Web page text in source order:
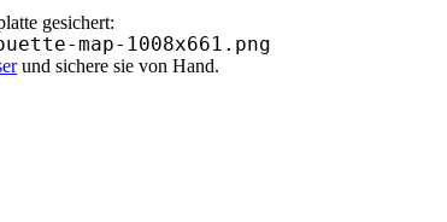
gesichert:
map-1008x661.png
und sichere sie von Hand.